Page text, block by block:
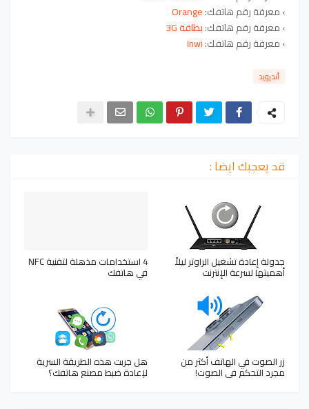
›معرفة رقم هاتفك:Orange
›معرفة رقم هاتفك:بطاقة 3G
›معرفة رقم هاتفك: Inwi
أندرويد
قد يعجبك ايضا :
جدولة إعادة تشغيل الراوتر ليلاً
أهميتها لسرعة الإنترنت
4 استخدامات مذهلة لتقنية NFC
في هاتفك
زر الصوت في الهاتف أكثر من
مجرد التحكم في الصوت!
هل جربت هذه الطريقة السرية
لإعادة ضبط مصنع هاتفك؟